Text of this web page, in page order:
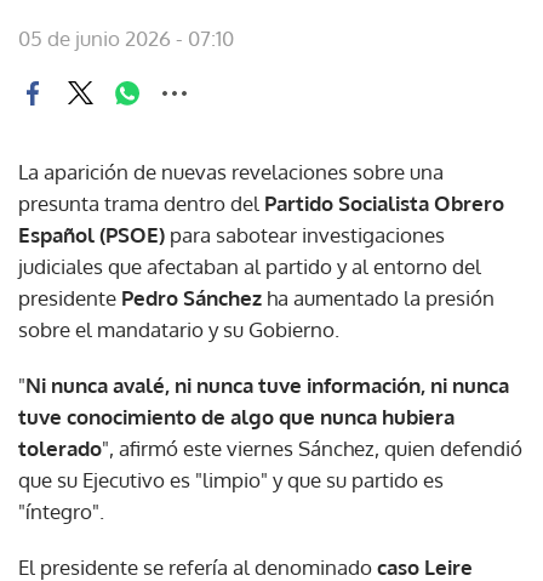
05 de junio 2026 - 07:10
La aparición de nuevas revelaciones sobre una
presunta trama dentro del Partido Socialista Obrero
Español (PSOE) para sabotear investigaciones
judiciales que afectaban al partido y al entorno del
presidente Pedro Sánchez ha aumentado la presión
sobre el mandatario y su Gobierno.
"Ni nunca avalé, ni nunca tuve información, ni nunca
tuve conocimiento de algo que nunca hubiera
tolerado", afirmó este viernes Sánchez, quien defendió
que su Ejecutivo es "limpio" y que su partido es
"íntegro".
El presidente se refería al denominadocaso Leire